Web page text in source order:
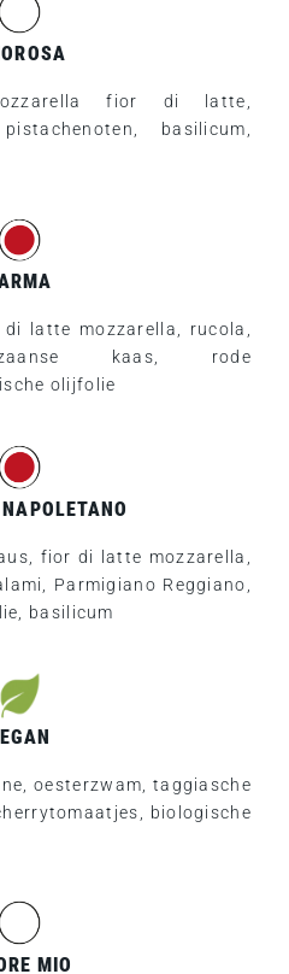
fior di latte,
basilicum,
latte mozzarella, rucola,
kaas, rode
olijfolie
fior di latte mozzarella,
Parmigiano Reggiano,
basilicum
oesterzwam, taggiasche
biologische
MIO